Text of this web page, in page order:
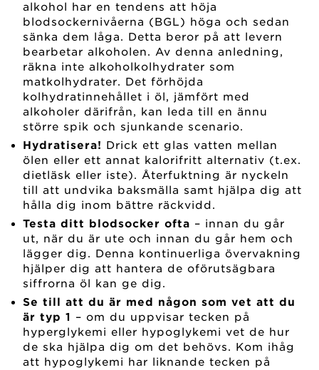
alkohol har en tendens att höja
blodsockernivåerna (BGL) höga och sedan
sänka dem låga. Detta beror på att levern
bearbetar alkoholen. Av denna anledning,
räkna inte alkoholkolhydrater som
matkolhydrater. Det förhöjda
kolhydratinnehållet i öl, jämfört med
alkoholer därifrån, kan leda till en ännu
större spik och sjunkande scenario.
Hydratisera! Drick ett glas vatten mellan
ölen eller ett annat kalorifritt alternativ (t.ex.
dietläsk eller iste). Återfuktning är nyckeln
till att undvika baksmälla samt hjälpa dig att
hålla dig inom bättre räckvidd.
Testa ditt blodsocker ofta – innan du går
ut, när du är ute och innan du går hem och
lägger dig. Denna kontinuerliga övervakning
hjälper dig att hantera de oförutsägbara
siffrorna öl kan ge dig.
Se till att du är med någon som vet att du
är typ 1 – om du uppvisar tecken på
hyperglykemi eller hypoglykemi vet de hur
de ska hjälpa dig om det behövs. Kom ihåg
att hypoglykemi har liknande tecken på